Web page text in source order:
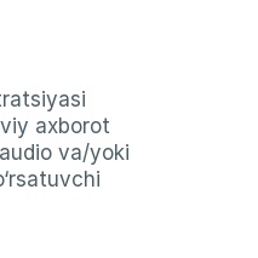
axborot
va/yoki